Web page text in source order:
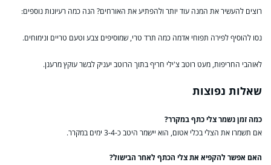
רוצים להעשיר את המנה עוד יותר ולהפתיע את האורחים? הנה כמה רעיונות נוספים:
נסו להוסיף לפירה תפוחי אדמה כמה תרד טרי, שמוסיפים צבע וטעם טריים ונימוחים.
לאוהבי החריפות, מעט רוטב צ'ילי חריף בתוך הרוטב יעניק לבשר עוקץ מרענן.
שאלות נפוצות
כמה זמן נשמר צלי כתף במקרר?
אם תשמרו את הצלי בכלי אטום, הוא יישמר היטב כ-3-4 ימים במקרר.
האם אפשר להקפיא את צלי הכתף לאחר הבישול?